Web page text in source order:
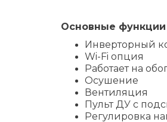
Основные
Инверторный
Wi-Fi опция
Работает на
Осушение
Вентиляция
Пульт ДУ с
Регулировка